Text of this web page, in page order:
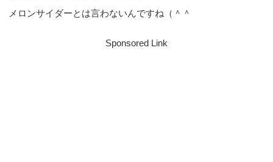
メロンサイダーとは言わないんですね（＾＾
Sponsored Link